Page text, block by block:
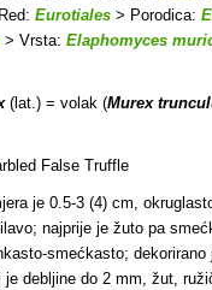
Eurotiales > Porodica:
> Vrsta: Elaphomyces
(lat.) = volak (Murex
False Truffle
je 0.5-3 (4) cm,
najprije je žuto pa
smećkasto; dekorirano
je debljine do 2 mm, žut,